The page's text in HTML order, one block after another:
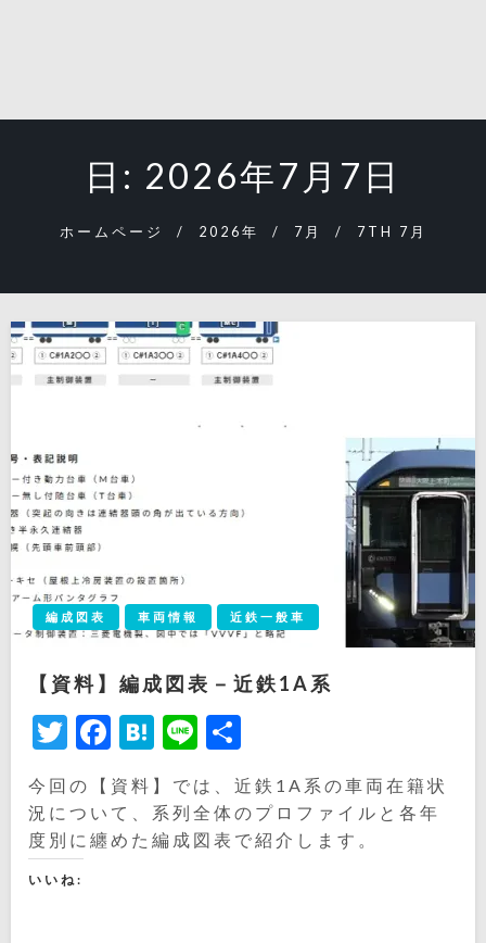
日: 2026年7月7日
ホームページ 2026年 7月 7TH 7月
編成図表 車両情報 近鉄一般車
【資料】編成図表－近鉄1A系
Twitter
Facebook
Hatena
Line
有
今回の【資料】では、近鉄1A系の車両在籍状
況について、系列全体のプロファイルと各年
度別に纏めた編成図表で紹介します。
いいね: